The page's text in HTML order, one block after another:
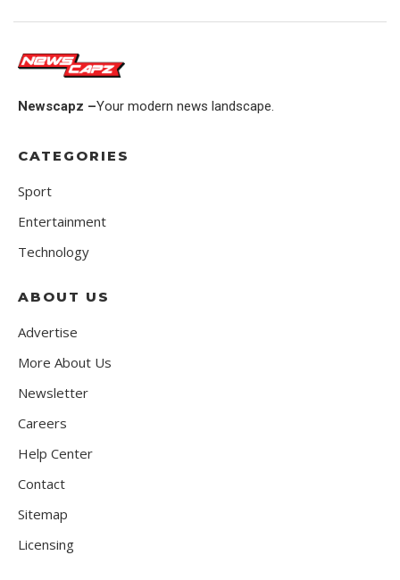
Newscapz –Your modern news landscape.
CATEGORIES
Sport
Entertainment
Technology
ABOUT US
Advertise
More About Us
Newsletter
Careers
Help Center
Contact
Sitemap
Licensing